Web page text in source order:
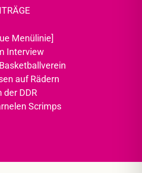
Menülinie]
Interview
auf Rädern
DDR
Scrimps